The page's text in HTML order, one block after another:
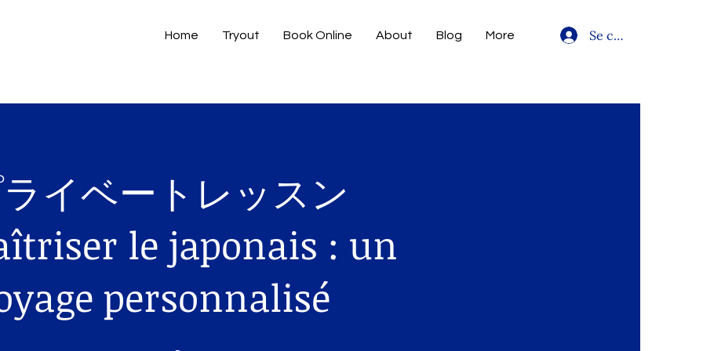
Home Tryout Book Online About Blog More Se connecter
イベートレッスン
le japonais : un
personnalisé